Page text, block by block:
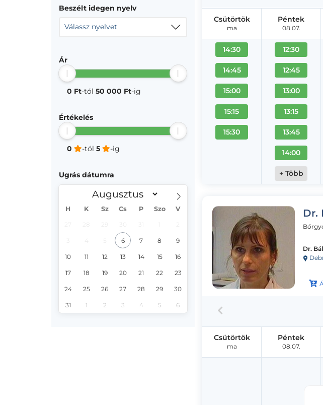
Beszélt idegen nyelv
Válassz nyelvet
Ár
0 Ft-tól 50 000 Ft-ig
Értékelés
0 -tól 5 -ig
Ugrás dátumra
H K Sz Cs P Szo V
6 7 8 9
10 11 12 13 14 15 16
17 18 19 20 21 22 23
24 25 26 27 28 29 30
31 1 2 3 4 5 6
Csütörtök
ma
14:30
14:45
15:00
15:15
15:30
Péntek
08.07.
12:30
12:45
13:00
13:15
13:45
14:00
+ Több
Dr.
Dr.
Csütörtök
ma
Péntek
08.07.